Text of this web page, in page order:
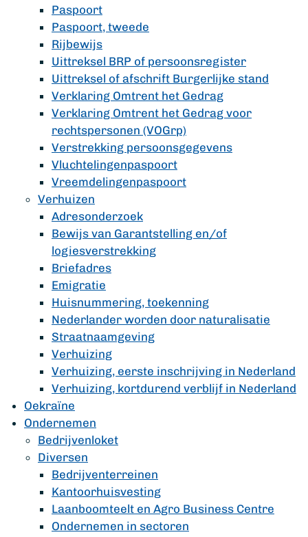
Paspoort
Paspoort, tweede
Rijbewijs
Uittreksel BRP of persoonsregister
Uittreksel of afschrift Burgerlijke stand
Verklaring Omtrent het Gedrag
Verklaring Omtrent het Gedrag voor
rechtspersonen (VOGrp)
Verstrekking persoonsgegevens
Vluchtelingenpaspoort
Vreemdelingenpaspoort
Verhuizen
Adresonderzoek
Bewijs van Garantstelling en/of
logiesverstrekking
Briefadres
Emigratie
Huisnummering, toekenning
Nederlander worden door naturalisatie
Straatnaamgeving
Verhuizing
Verhuizing, eerste inschrijving in Nederland
Verhuizing, kortdurend verblijf in Nederland
Oekraïne
Ondernemen
Bedrijvenloket
Diversen
Bedrijventerreinen
Kantoorhuisvesting
Laanboomteelt en Agro Business Centre
Ondernemen in sectoren